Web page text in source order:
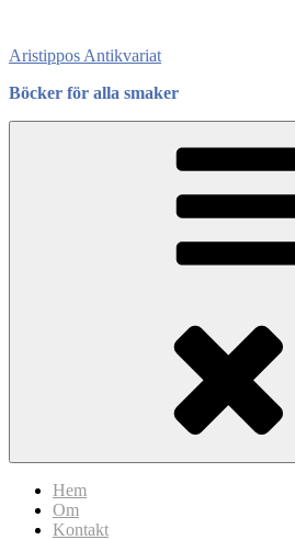
content
Aristippos Antikvariat
Böcker för alla smaker
Hem
Om
Kontakt